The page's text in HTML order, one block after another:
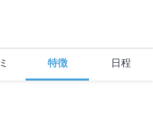
特徴 日程